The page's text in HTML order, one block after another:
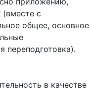
с
общее, основное
переподготовка).
в качестве